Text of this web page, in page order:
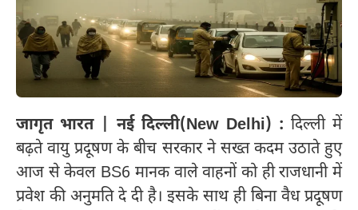
जागृत भारत | नई दिल्ली(New Delhi) : दिल्ली में
बढ़ते वायु प्रदूषण के बीच सरकार ने सख्त कदम उठाते हुए
आज से केवल BS6 मानक वाले वाहनों को ही राजधानी में
प्रवेश की अनुमति दे दी है। इसके साथ ही बिना वैध प्रदूषण